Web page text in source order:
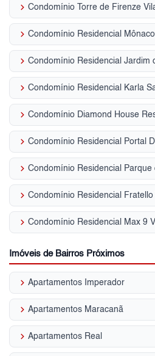
keyboard_arrow_right Condomínio Torre de Firenze
keyboard_arrow_right Condomínio Residencial
keyboard_arrow_right
keyboard_arrow_right Condomínio Residencial Karla
keyboard_arrow_right
keyboard_arrow_right Condomínio Residencial Portal
keyboard_arrow_right
keyboard_arrow_right Condomínio Residencial
keyboard_arrow_right Condomínio Residencial Max 9
Imóveis de Bairros Próximos
keyboard_arrow_right Apartamentos Imperador
keyboard_arrow_right Apartamentos Maracanã
keyboard_arrow_right Apartamentos Real